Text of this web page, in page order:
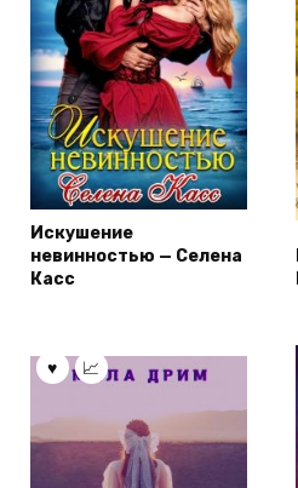
Искушение
невинностью — Селена
Касс